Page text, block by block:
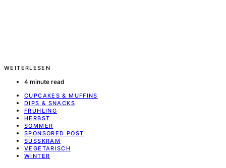
WEITERLESEN
4 minute read
CUPCAKES & MUFFINS
DIPS & SNACKS
FRÜHLING
HERBST
SOMMER
SPONSORED POST
SÜSSKRAM
VEGETARISCH
WINTER